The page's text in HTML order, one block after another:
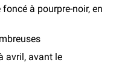
foncé à pourpre-noir, en
avril, avant le